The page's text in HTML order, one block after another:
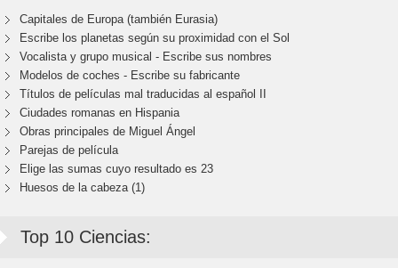
Capitales de Europa (también Eurasia)
Escribe los planetas según su proximidad con el Sol
Vocalista y grupo musical - Escribe sus nombres
Modelos de coches - Escribe su fabricante
Títulos de películas mal traducidas al español II
Ciudades romanas en Hispania
Obras principales de Miguel Ángel
Parejas de película
Elige las sumas cuyo resultado es 23
Huesos de la cabeza (1)
Top 10 Ciencias: